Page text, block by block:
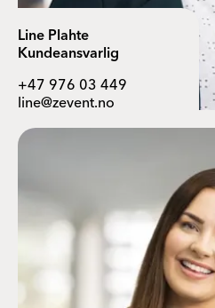
Line Plahte
Kundeansvarlig
+47 976 03 449
line@zevent.no